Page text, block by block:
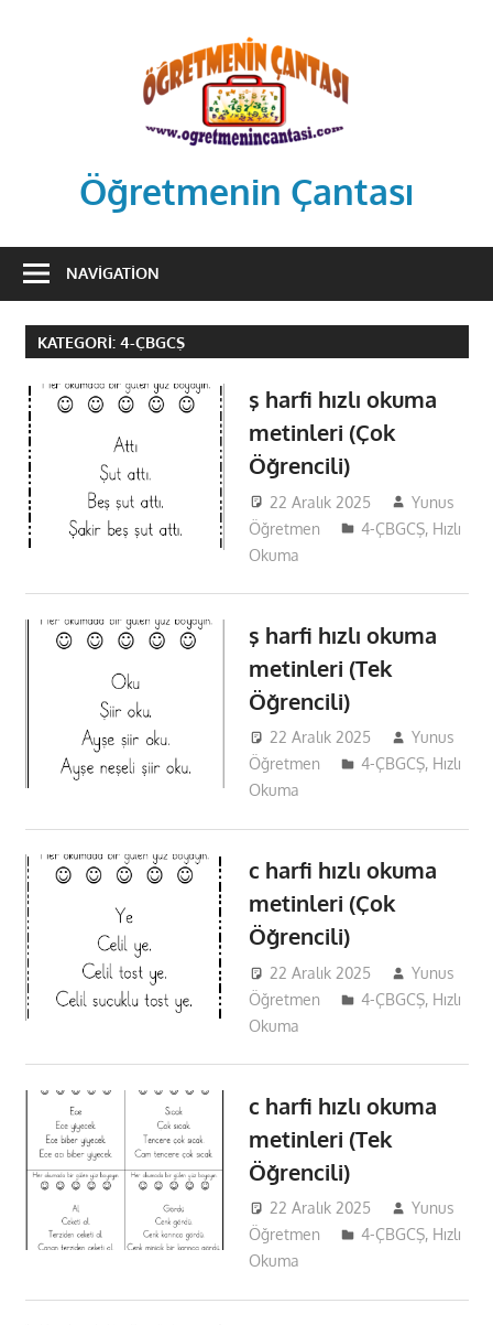
Öğretmenin Çantası
ÇantsındanNAVIGATION
KATEGORI: 4-ÇBGCŞ
ş harfi hızlı okuma
metinleri (Çok
Öğrencili)
22 Aralık 2025
Yunus
Öğretmen
4-ÇBGCŞ, Hızlı
Okuma
ş harfi hızlı okuma
metinleri (Tek
Öğrencili)
22 Aralık 2025
Yunus
Öğretmen
4-ÇBGCŞ, Hızlı
Okuma
c harfi hızlı okuma
metinleri (Çok
Öğrencili)
22 Aralık 2025
Yunus
Öğretmen
4-ÇBGCŞ, Hızlı
Okuma
c harfi hızlı okuma
metinleri (Tek
Öğrencili)
22 Aralık 2025
Yunus
Öğretmen
4-ÇBGCŞ, Hızlı
Okuma